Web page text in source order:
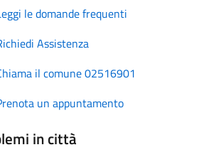
le domande frequenti
Assistenza
il comune 02516901
un appuntamento
in città